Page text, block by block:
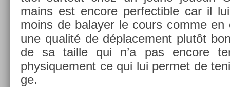
mains est en­core per­fec­tible car il
moins de balay­er le cours comme
une qualité de déplace­ment plutôt
de sa tail­le qui n’a pas en­core
physique­ment ce qui lui per­met de
ge.